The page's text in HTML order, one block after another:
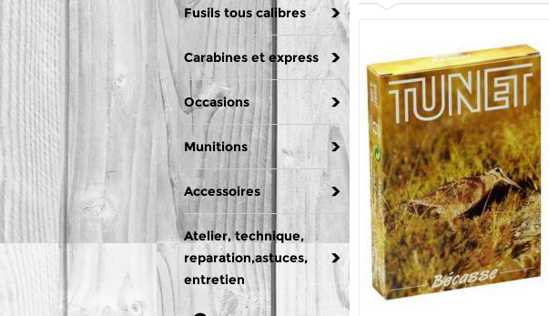
Fusils tous calibres
Carabines et express
Occasions
Munitions
Accessoires
Atelier, technique,
reparation,astuces,
entretien